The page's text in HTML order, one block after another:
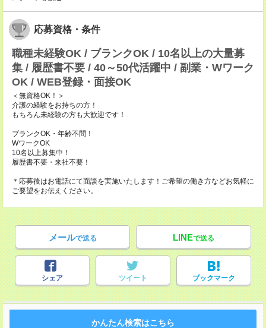
応募資格・条件
職種未経験OK / ブランクOK / 10名以上の大量募
集 / 履歴書不要 / 40～50代活躍中 / 副業・Wワーク
OK / WEB登録・面接OK
＜無資格OK！＞
介護の経験をお持ちの方！
もちろん未経験の方も大歓迎です！
ブランクOK・年齢不問！
WワークOK
10名以上募集中！
履歴書不要・来社不要！
＊応募後はお電話にて面談を実施いたします！ご希望の働き方などお気軽に
ご要望をお伝えください。
メールで送る LINEで送る
シェア ツイート ブックマーク
かんたん検索はこちら